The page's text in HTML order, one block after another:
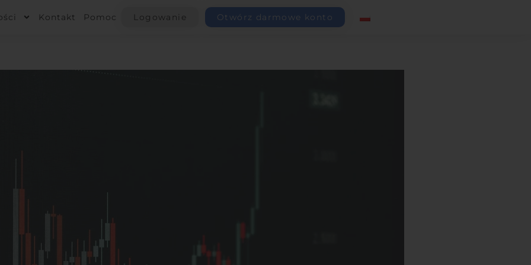
Kontakt Pomoc Logowanie Otwórz darmowe konto